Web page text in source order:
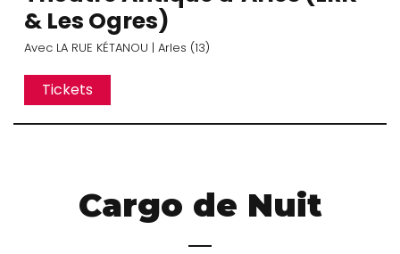
& Les Ogres)
Avec LA RUE KÉTANOU | Arles (13)
Tickets
Cargo de Nuit